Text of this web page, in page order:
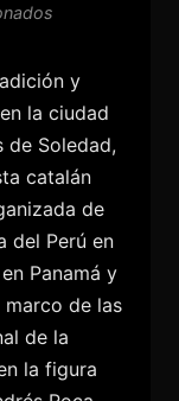
y
la ciudad
de Soledad,
catalán
de
del Perú en
Panamá y
marco de las
de la
la figura